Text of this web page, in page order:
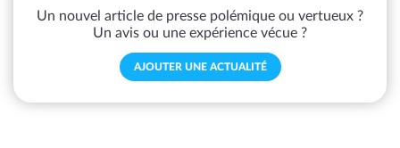
Un nouvel article de presse polémique ou vertueux ?
Un avis ou une expérience vécue ?
AJOUTER UNE ACTUALITÉ